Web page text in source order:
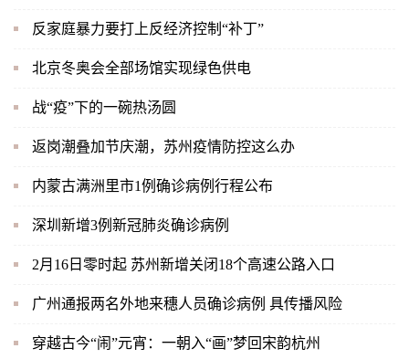
反家庭暴力要打上反经济控制“补丁”
北京冬奥会全部场馆实现绿色供电
战“疫”下的一碗热汤圆
返岗潮叠加节庆潮，苏州疫情防控这么办
内蒙古满洲里市1例确诊病例行程公布
深圳新增3例新冠肺炎确诊病例
2月16日零时起 苏州新增关闭18个高速公路入口
广州通报两名外地来穗人员确诊病例 具传播风险
穿越古今“闹”元宵：一朝入“画”梦回宋韵杭州